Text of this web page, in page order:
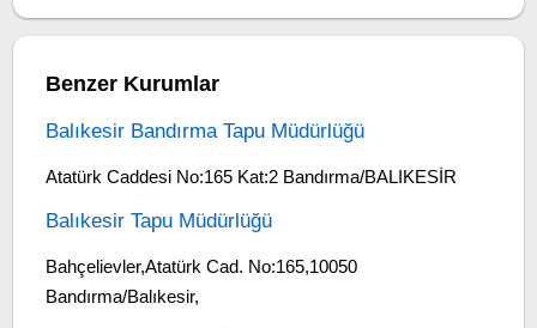
Benzer Kurumlar
Balıkesir Bandırma Tapu Müdürlüğü
Atatürk Caddesi No:165 Kat:2 Bandırma/BALIKESİR
Balıkesir Tapu Müdürlüğü
Bahçelievler,Atatürk Cad. No:165,10050
Bandırma/Balıkesir,